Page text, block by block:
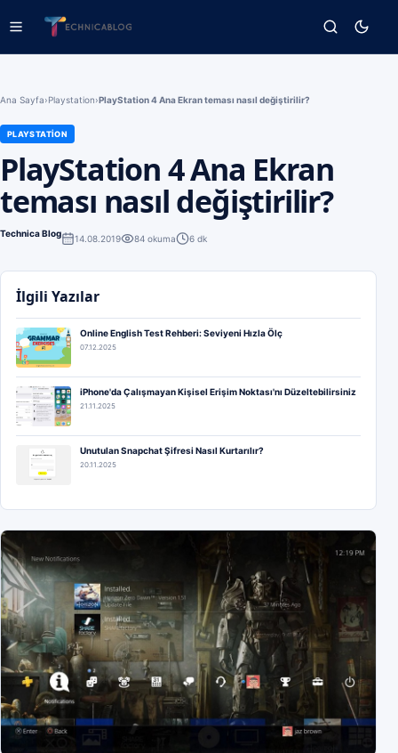
Ana Sayfa›Playstation›PlayStation 4 Ana Ekran teması nasıl değiştirilir?
PLAYSTATION
PlayStation 4 Ana Ekran
teması nasıl değiştirilir?
Technica Blog 14.08.2019 84 okuma 6 dk
İlgili Yazılar
Online English Test Rehberi: Seviyeni Hızla Ölç
07.12.2025
iPhone'da Çalışmayan Kişisel Erişim Noktası'nı Düzeltebilirsiniz
21.11.2025
Unutulan Snapchat Şifresi Nasıl Kurtarılır?
20.11.2025